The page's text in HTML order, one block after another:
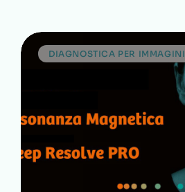
DIAGNOSTICA PER IMMAGINI